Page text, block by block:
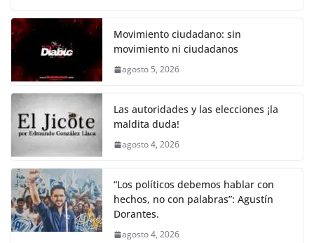
k
c
e
b
o
o
k
itt
er s
A
p
y
Li
k
gr
a
e
Movimiento ciudadano: sin
movimiento ni ciudadanos
agosto 5, 2026
Las autoridades y las elecciones ¡la
maldita duda!
agosto 4, 2026
“Los políticos debemos hablar con
hechos, no con palabras”: Agustín
Dorantes.
agosto 4, 2026